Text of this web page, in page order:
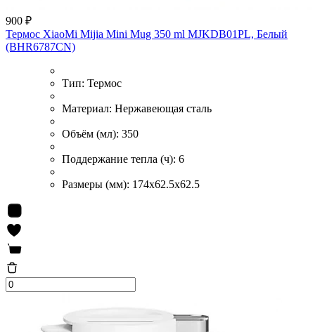
900 ₽
Термос XiaoMi Mijia Mini Mug 350 ml MJKDB01PL, Белый
(BHR6787CN)
Тип: Термос
Материал: Нержавеющая сталь
Объём (мл): 350
Поддержание тепла (ч): 6
Размеры (мм): 174x62.5x62.5